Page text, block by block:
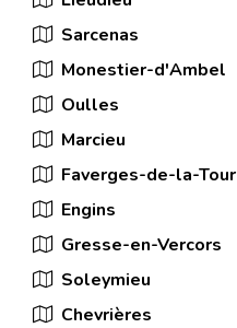
Sarcenas
Monestier-d'Ambel
Oulles
Marcieu
Faverges-de-la-Tour
Engins
Gresse-en-Vercors
Soleymieu
Chevrières